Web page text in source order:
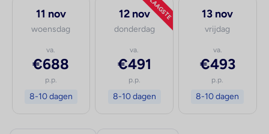
11 nov
woensdag
va.
€688
p.p.
8-10 dagen
LAAGSTE
12 nov
donderdag
va.
€491
p.p.
8-10 dagen
13 nov
vrijdag
va.
€493
p.p.
8-10 dagen